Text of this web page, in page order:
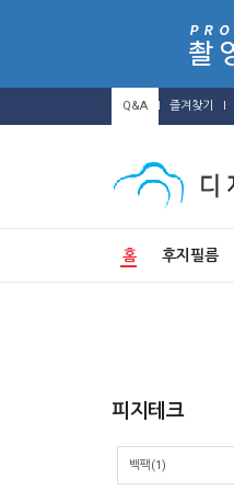
Q&A 즐겨찾기
홈 후지필름
피지테크
백팩(1)